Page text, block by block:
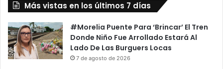
Más vistas en los últimos 7 días
#Morelia Puente Para ‘Brincar’ El Tren
Donde Niño Fue Arrollado Estará Al
Lado De Las Burguers Locas
7 de agosto de 2026